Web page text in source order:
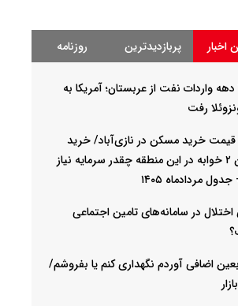
اخبار پربازدیدترین روزنامه
پایان ۴ دهه واردات نفت از عربستان؛ آمریکا به
رفت
خرید مسکن در نازی‌آباد/ خرید
آپارتمان ۲ خوابه در این منطقه چقدر سرمایه نیاز
مردادماه ۱۴۰۵
اختلال در سامانه‌های تامین اجتماعی
اضافی آوردم نگهداری کنم یا بفروشم/